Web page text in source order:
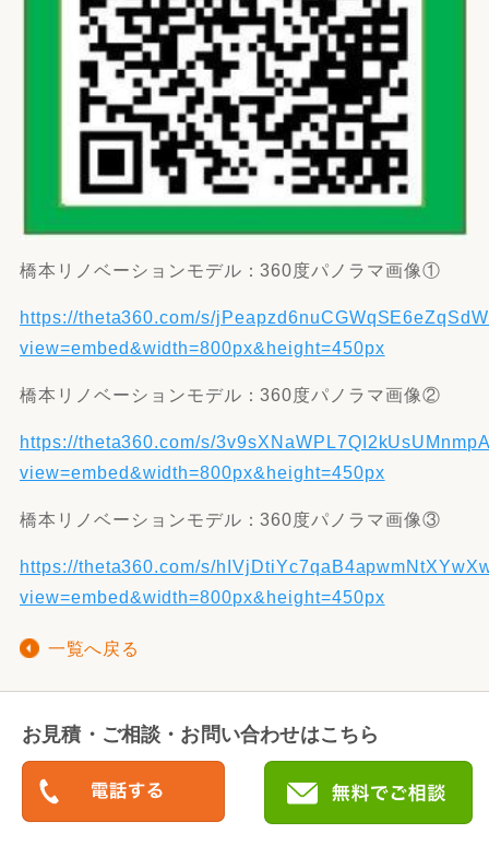
橋本リノベーションモデル：360度パノラマ画像①
https://theta360.com/s/
view=embed&width=800px&height=450px
橋本リノベーションモデル：360度パノラマ画像②
https://theta360.com/s/
view=embed&width=800px&height=450px
橋本リノベーションモデル：360度パノラマ画像③
https://theta360.com/s/
view=embed&width=800px&height=450px
一覧へ戻る
お見積・ご相談・お問い合わせはこちら